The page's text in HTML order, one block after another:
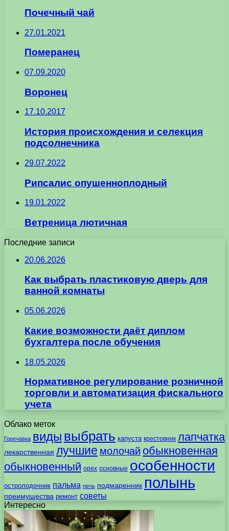
Почечный чай
27.01.2021
Померанец
07.09.2020
Воронец
17.10.2017
История происхождения и селекция
подсолнечника
29.07.2022
Рипсалис опушенноплодный
19.01.2022
Ветреница лютичная
Последние записи
20.06.2026
Как выбрать пластиковую дверь для
ванной комнаты
05.06.2026
Какие возможности даёт диплом
бухгалтера после обучения
18.05.2026
Нормативное регулирование розничной
торговли и автоматизация фискального
учета
Облако меток
Горечавка виды выбрать капуста крестовник лапчатка
лекарственная лучшие молочай обыкновенная
обыкновенный орех основные особенности
остролодочник пальма печь подмаренник полынь
преимущества ремонт советы
Интересно